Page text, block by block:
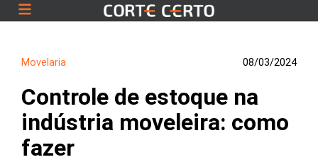
Movelaria 08/03/2024
Controle de estoque na
indústria moveleira: como
fazer